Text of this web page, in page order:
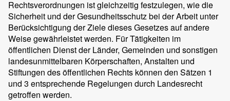
Rechtsverordnungen ist gleichzeitig festzulegen, wie die
Sicherheit und der Gesundheitsschutz bei der Arbeit unter
Berücksichtigung der Ziele dieses Gesetzes auf andere
Weise gewährleistet werden. Für Tätigkeiten im
öffentlichen Dienst der Länder, Gemeinden und sonstigen
landesunmittelbaren Körperschaften, Anstalten und
Stiftungen des öffentlichen Rechts können den Sätzen 1
und 3 entsprechende Regelungen durch Landesrecht
getroffen werden.